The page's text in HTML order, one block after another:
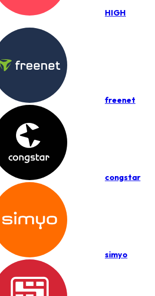
HIGH
freenet
congstar
simyo